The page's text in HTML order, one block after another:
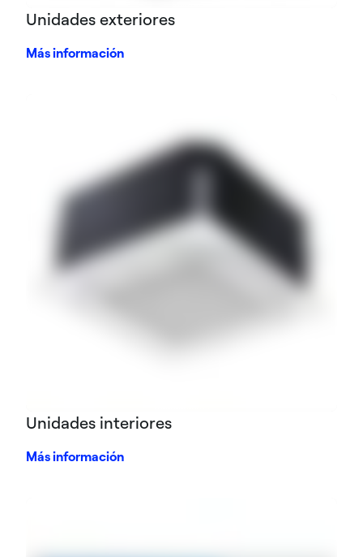
Unidades exteriores
Más información
Unidades interiores
Más información